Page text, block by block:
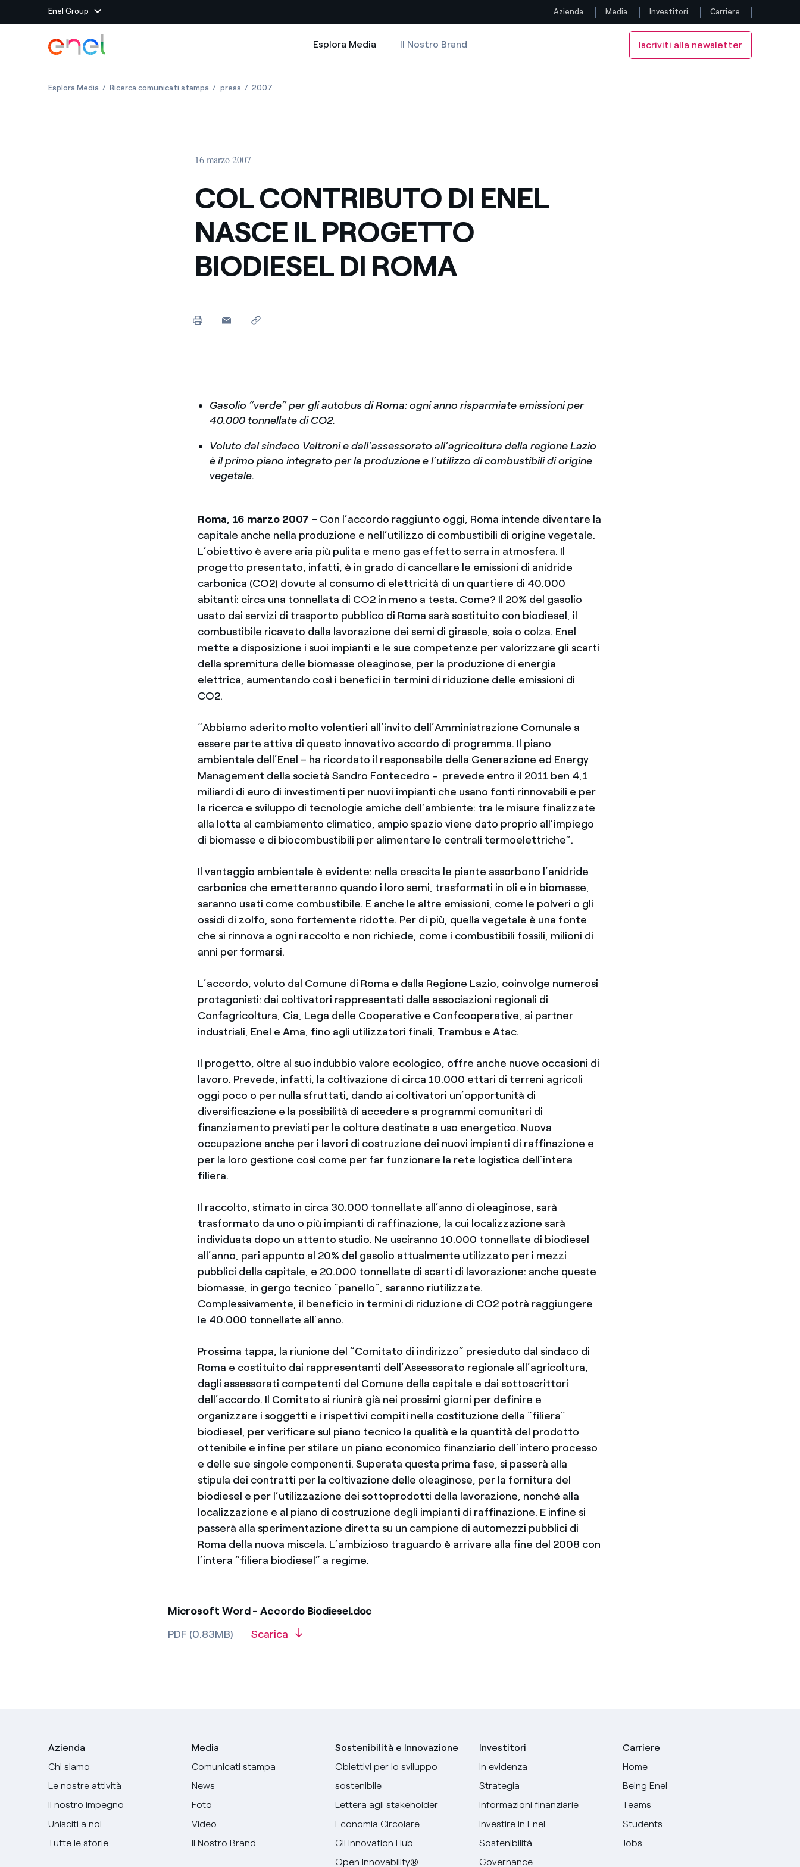
Enel Group
Siti del Gruppo
Enel Green Power Produciamo energia pulita da fonti rinnovabili
Massimizziamo la creazione di valore grazie al
rapporto con i nostri fornitori
energia pulita
Il canale dove segnalare violazioni delle nostre policy
Siti Paese
Colombia
Iberia
Italia
Seguici
Vai al contenuto principale
Azienda Media Investitori Carriere
Esplora Media
Esplora Media
Il Nostro Brand Iscriviti alla newsletter
Esplora MediaCOL CONTRIBUTO DI ENEL NASCE IL PROGETTO BIODIESEL DI ROMA
Ricerca comunicati stampa COL CONTRIBUTO DI ENEL NASCE IL PROGETTO BIODIESEL DI ROMA
pressCOL CONTRIBUTO DI ENEL NASCE IL PROGETTO BIODIESEL DI ROMA
2007
16 marzo 2007
COL CONTRIBUTO DI ENEL
NASCE IL PROGETTO
BIODIESEL DI ROMA
Gasolio “verde” per gli autobus di Roma: ogni anno risparmiate emissioni per
40.000 tonnellate di CO2.
Voluto dal sindaco Veltroni e dall’assessorato all’agricoltura della regione Lazio
è il primo piano integrato per la produzione e l’utilizzo di combustibili di origine
vegetale.
Roma, 16 marzo 2007 – Con l’accordo raggiunto oggi, Roma intende diventare la
capitale anche nella produzione e nell’utilizzo di combustibili di origine vegetale.
L’obiettivo è avere aria più pulita e meno gas effetto serra in atmosfera. Il
progetto presentato, infatti, è in grado di cancellare le emissioni di anidride
carbonica (CO2) dovute al consumo di elettricità di un quartiere di 40.000
abitanti: circa una tonnellata di CO2 in meno a testa. Come? Il 20% del gasolio
usato dai servizi di trasporto pubblico di Roma sarà sostituito con biodiesel, il
combustibile ricavato dalla lavorazione dei semi di girasole, soia o colza. Enel
mette a disposizione i suoi impianti e le sue competenze per valorizzare gli scarti
della spremitura delle biomasse oleaginose, per la produzione di energia
elettrica, aumentando così i benefici in termini di riduzione delle emissioni di
CO2.
“Abbiamo aderito molto volentieri all’invito dell’Amministrazione Comunale a
essere parte attiva di questo innovativo accordo di programma. Il piano
ambientale dell’Enel – ha ricordato il responsabile della Generazione ed Energy
Management della società Sandro Fontecedro - prevede entro il 2011 ben 4,1
miliardi di euro di investimenti per nuovi impianti che usano fonti rinnovabili e per
la ricerca e sviluppo di tecnologie amiche dell’ambiente: tra le misure finalizzate
alla lotta al cambiamento climatico, ampio spazio viene dato proprio all’impiego
di biomasse e di biocombustibili per alimentare le centrali termoelettriche”.
Il vantaggio ambientale è evidente: nella crescita le piante assorbono l’anidride
carbonica che emetteranno quando i loro semi, trasformati in oli e in biomasse,
saranno usati come combustibile. E anche le altre emissioni, come le polveri o gli
ossidi di zolfo, sono fortemente ridotte. Per di più, quella vegetale è una fonte
che si rinnova a ogni raccolto e non richiede, come i combustibili fossili, milioni di
anni per formarsi.
L’accordo, voluto dal Comune di Roma e dalla Regione Lazio, coinvolge numerosi
protagonisti: dai coltivatori rappresentati dalle associazioni regionali di
Confagricoltura, Cia, Lega delle Cooperative e Confcooperative, ai partner
industriali, Enel e Ama, fino agli utilizzatori finali, Trambus e Atac.
Il progetto, oltre al suo indubbio valore ecologico, offre anche nuove occasioni di
lavoro. Prevede, infatti, la coltivazione di circa 10.000 ettari di terreni agricoli
oggi poco o per nulla sfruttati, dando ai coltivatori un’opportunità di
diversificazione e la possibilità di accedere a programmi comunitari di
finanziamento previsti per le colture destinate a uso energetico. Nuova
occupazione anche per i lavori di costruzione dei nuovi impianti di raffinazione e
per la loro gestione così come per far funzionare la rete logistica dell’intera
filiera.
Il raccolto, stimato in circa 30.000 tonnellate all’anno di oleaginose, sarà
trasformato da uno o più impianti di raffinazione, la cui localizzazione sarà
individuata dopo un attento studio. Ne usciranno 10.000 tonnellate di biodiesel
all’anno, pari appunto al 20% del gasolio attualmente utilizzato per i mezzi
pubblici della capitale, e 20.000 tonnellate di scarti di lavorazione: anche queste
biomasse, in gergo tecnico “panello”, saranno riutilizzate.
Complessivamente, il beneficio in termini di riduzione di CO2 potrà raggiungere
le 40.000 tonnellate all’anno.
Prossima tappa, la riunione del “Comitato di indirizzo” presieduto dal sindaco di
Roma e costituito dai rappresentanti dell’Assessorato regionale all’agricoltura,
dagli assessorati competenti del Comune della capitale e dai sottoscrittori
dell’accordo. Il Comitato si riunirà già nei prossimi giorni per definire e
organizzare i soggetti e i rispettivi compiti nella costituzione della “filiera”
biodiesel, per verificare sul piano tecnico la qualità e la quantità del prodotto
ottenibile e infine per stilare un piano economico finanziario dell’intero processo
e delle sue singole componenti. Superata questa prima fase, si passerà alla
stipula dei contratti per la coltivazione delle oleaginose, per la fornitura del
biodiesel e per l’utilizzazione dei sottoprodotti della lavorazione, nonché alla
localizzazione e al piano di costruzione degli impianti di raffinazione. E infine si
passerà alla sperimentazione diretta su un campione di automezzi pubblici di
Roma della nuova miscela. L’ambizioso traguardo è arrivare alla fine del 2008 con
l’intera “filiera biodiesel” a regime.
Microsoft Word - Accordo Biodiesel.doc
PDF (0.83MB)
Scarica
Azienda
Chi siamo
Le nostre attività
Il nostro impegno
Unisciti a noi
Tutte le storie
Media
Comunicati stampa
News
Foto
Video
Il Nostro Brand
Sostenibilità e Innovazione
Obiettivi per lo sviluppo
sostenibile
Lettera agli stakeholder
Economia Circolare
Gli Innovation Hub
Open Innovability®
Investitori
In evidenza
Strategia
Informazioni finanziarie
Investire in Enel
Sostenibilità
Governance
Carriere
Home
Being Enel
Teams
Students
Jobs